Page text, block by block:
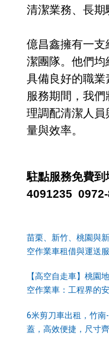
清潔業務、長期
億昌鑫擁有一
潔團隊。他們均
具備良好的職
服務期間，我
理調配清潔人
量與效率。
駐點服務免費到
4091235
苗栗、新竹、桃園與
空作業車租借與運送
【高空自走車】桃園
空作業車：工程界的
6米剪刀車出租，竹南-
蓋，高效便捷，尺寸